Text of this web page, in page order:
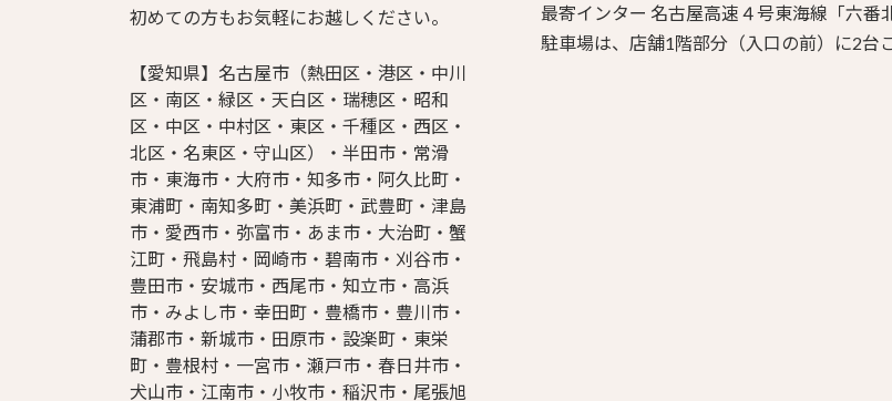
最寄インター 名古屋高速４号東海線「六番
駐車場は、店舗1階部分（入口の前）に2台
初めての方もお気軽にお越しください。
【愛知県】名古屋市（熱田区・港区・中川
区・南区・緑区・天白区・瑞穂区・昭和
区・中区・中村区・東区・千種区・西区・
北区・名東区・守山区）・半田市・常滑
市・東海市・大府市・知多市・阿久比町・
東浦町・南知多町・美浜町・武豊町・津島
市・愛西市・弥富市・あま市・大治町・蟹
江町・飛島村・岡崎市・碧南市・刈谷市・
豊田市・安城市・西尾市・知立市・高浜
市・みよし市・幸田町・豊橋市・豊川市・
蒲郡市・新城市・田原市・設楽町・東栄
町・豊根村・一宮市・瀬戸市・春日井市・
犬山市・江南市・小牧市・稲沢市・尾張旭